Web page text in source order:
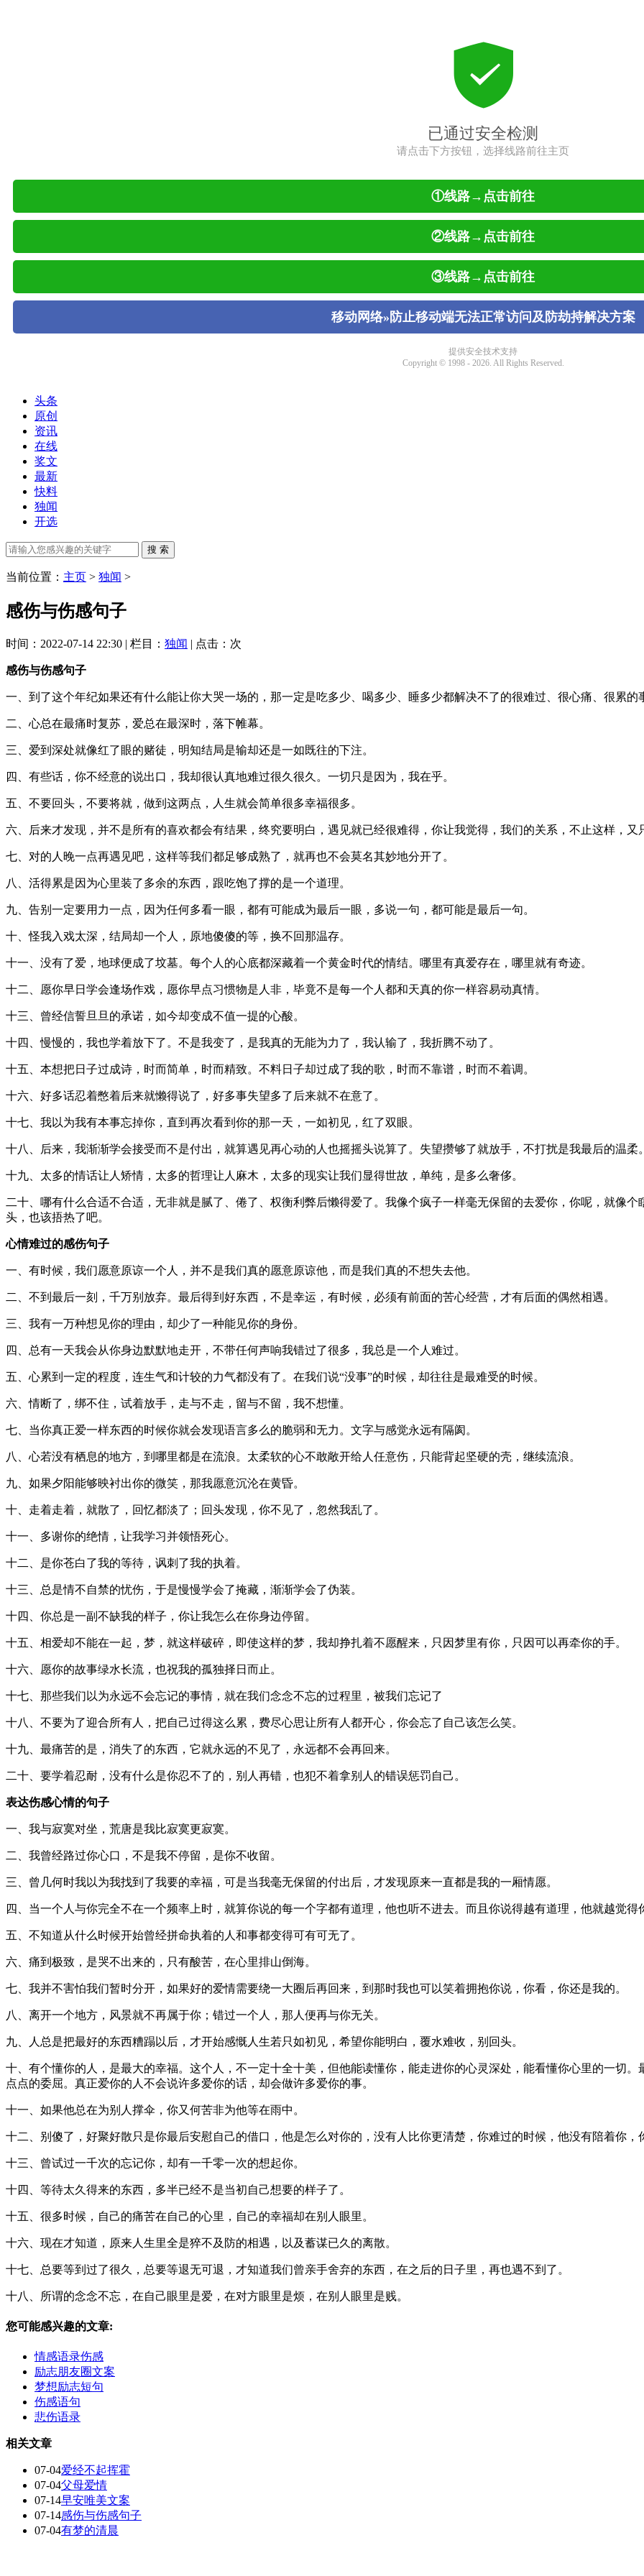
头条
原创
资讯
在线
奖文
最新
快料
独闻
开选
当前位置： 主页 > 独闻 >
感伤与伤感句子
时间：2022-07-14 22:30 | 栏目： 独闻 | 点击： 次
感伤与伤感句子
一、到了这个年纪如果还有什么能让你大哭一场的，那一定是吃多少、喝多少、睡多少都解决不了的很难过、很心痛、很累的
二、心总在最痛时复苏，爱总在最深时，落下帷幕。
三、爱到深处就像红了眼的赌徒，明知结局是输却还是一如既往的下注。
四、有些话，你不经意的说出口，我却很认真地难过很久很久。一切只是因为，我在乎。
五、不要回头，不要将就，做到这两点，人生就会简单很多幸福很多。
六、后来才发现，并不是所有的喜欢都会有结果，终究要明白，遇见就已经很难得，你让我觉得，我们的关系，不止这样，又
七、对的人晚一点再遇见吧，这样等我们都足够成熟了，就再也不会莫名其妙地分开了。
八、活得累是因为心里装了多余的东西，跟吃饱了撑的是一个道理。
九、告别一定要用力一点，因为任何多看一眼，都有可能成为最后一眼，多说一句，都可能是最后一句。
十、怪我入戏太深，结局却一个人，原地傻傻的等，换不回那温存。
十一、没有了爱，地球便成了坟墓。每个人的心底都深藏着一个黄金时代的情结。哪里有真爱存在，哪里就有奇迹。
十二、愿你早日学会逢场作戏，愿你早点习惯物是人非，毕竟不是每一个人都和天真的你一样容易动真情。
十三、曾经信誓旦旦的承诺，如今却变成不值一提的心酸。
十四、慢慢的，我也学着放下了。不是我变了，是我真的无能为力了，我认输了，我折腾不动了。
十五、本想把日子过成诗，时而简单，时而精致。不料日子却过成了我的歌，时而不靠谱，时而不着调。
十六、好多话忍着憋着后来就懒得说了，好多事失望多了后来就不在意了。
十七、我以为我有本事忘掉你，直到再次看到你的那一天，一如初见，红了双眼。
十八、后来，我渐渐学会接受而不是付出，就算遇见再心动的人也摇摇头说算了。失望攒够了就放手，不打扰是我最后的温柔
十九、太多的情话让人矫情，太多的哲理让人麻木，太多的现实让我们显得世故，单纯，是多么奢侈。
二十、哪有什么合适不合适，无非就是腻了、倦了、权衡利弊后懒得爱了。我像个疯子一样毫无保留的去爱你，你呢，就像
头，也该捂热了吧。
心情难过的感伤句子
一、有时候，我们愿意原谅一个人，并不是我们真的愿意原谅他，而是我们真的不想失去他。
二、不到最后一刻，千万别放弃。最后得到好东西，不是幸运，有时候，必须有前面的苦心经营，才有后面的偶然相遇。
三、我有一万种想见你的理由，却少了一种能见你的身份。
四、总有一天我会从你身边默默地走开，不带任何声响我错过了很多，我总是一个人难过。
五、心累到一定的程度，连生气和计较的力气都没有了。在我们说“没事”的时候，却往往是最难受的时候。
六、情断了，绑不住，试着放手，走与不走，留与不留，我不想懂。
七、当你真正爱一样东西的时候你就会发现语言多么的脆弱和无力。文字与感觉永远有隔阂。
八、心若没有栖息的地方，到哪里都是在流浪。太柔软的心不敢敞开给人任意伤，只能背起坚硬的壳，继续流浪。
九、如果夕阳能够映衬出你的微笑，那我愿意沉沦在黄昏。
十、走着走着，就散了，回忆都淡了；回头发现，你不见了，忽然我乱了。
十一、多谢你的绝情，让我学习并领悟死心。
十二、是你苍白了我的等待，讽刺了我的执着。
十三、总是情不自禁的忧伤，于是慢慢学会了掩藏，渐渐学会了伪装。
十四、你总是一副不缺我的样子，你让我怎么在你身边停留。
十五、相爱却不能在一起，梦，就这样破碎，即使这样的梦，我却挣扎着不愿醒来，只因梦里有你，只因可以再牵你的手。
十六、愿你的故事绿水长流，也祝我的孤独择日而止。
十七、那些我们以为永远不会忘记的事情，就在我们念念不忘的过程里，被我们忘记了
十八、不要为了迎合所有人，把自己过得这么累，费尽心思让所有人都开心，你会忘了自己该怎么笑。
十九、最痛苦的是，消失了的东西，它就永远的不见了，永远都不会再回来。
二十、要学着忍耐，没有什么是你忍不了的，别人再错，也犯不着拿别人的错误惩罚自己。
表达伤感心情的句子
一、我与寂寞对坐，荒唐是我比寂寞更寂寞。
二、我曾经路过你心口，不是我不停留，是你不收留。
三、曾几何时我以为我找到了我要的幸福，可是当我毫无保留的付出后，才发现原来一直都是我的一厢情愿。
四、当一个人与你完全不在一个频率上时，就算你说的每一个字都有道理，他也听不进去。而且你说得越有道理，他就越觉得
五、不知道从什么时候开始曾经拼命执着的人和事都变得可有可无了。
六、痛到极致，是哭不出来的，只有酸苦，在心里排山倒海。
七、我并不害怕我们暂时分开，如果好的爱情需要绕一大圈后再回来，到那时我也可以笑着拥抱你说，你看，你还是我的。
八、离开一个地方，风景就不再属于你；错过一个人，那人便再与你无关。
九、人总是把最好的东西糟蹋以后，才开始感慨人生若只如初见，希望你能明白，覆水难收，别回头。
十、有个懂你的人，是最大的幸福。这个人，不一定十全十美，但他能读懂你，能走进你的心灵深处，能看懂你心里的一切
点点的委屈。真正爱你的人不会说许多爱你的话，却会做许多爱你的事。
十一、如果他总在为别人撑伞，你又何苦非为他等在雨中。
十二、别傻了，好聚好散只是你最后安慰自己的借口，他是怎么对你的，没有人比你更清楚，你难过的时候，他没有陪着你
十三、曾试过一千次的忘记你，却有一千零一次的想起你。
十四、等待太久得来的东西，多半已经不是当初自己想要的样子了。
十五、很多时候，自己的痛苦在自己的心里，自己的幸福却在别人眼里。
十六、现在才知道，原来人生里全是猝不及防的相遇，以及蓄谋已久的离散。
十七、总要等到过了很久，总要等退无可退，才知道我们曾亲手舍弃的东西，在之后的日子里，再也遇不到了。
十八、所谓的念念不忘，在自己眼里是爱，在对方眼里是烦，在别人眼里是贱。
您可能感兴趣的文章:
情感语录伤感
励志朋友圈文案
梦想励志短句
伤感语句
悲伤语录
相关文章
07-04爱经不起挥霍
07-04父母爱情
07-14早安唯美文案
07-14感伤与伤感句子
07-04有梦的清晨